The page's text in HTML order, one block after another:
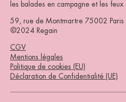
les balades en campagne et les feux
59, rue de Montmartre 75002 Paris
©2024 Regain
CGV
Mentions légales
Politique de cookies (EU)
Déclaration de Confidentialité (UE)